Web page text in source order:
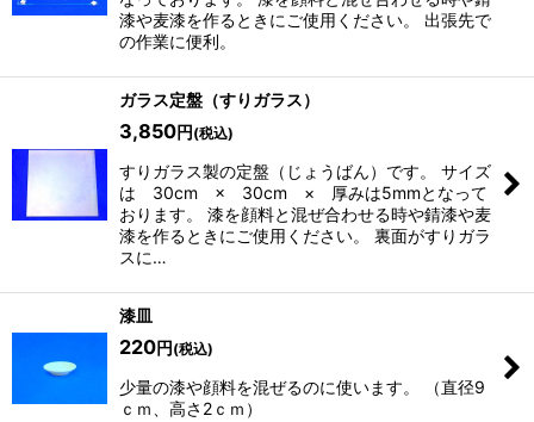
漆や麦漆を作るときにご使用ください。 出張先で
の作業に便利。
ガラス定盤（すりガラス）
3,850円 (税込)
すりガラス製の定盤（じょうばん）です。 サイズ
は 30cm × 30cm × 厚みは5mmとなって
おります。 漆を顔料と混ぜ合わせる時や錆漆や麦
漆を作るときにご使用ください。 裏面がすりガラ
スに…
漆皿
220円 (税込)
少量の漆や顔料を混ぜるのに使います。 （直径9
ｃｍ、高さ2ｃｍ）